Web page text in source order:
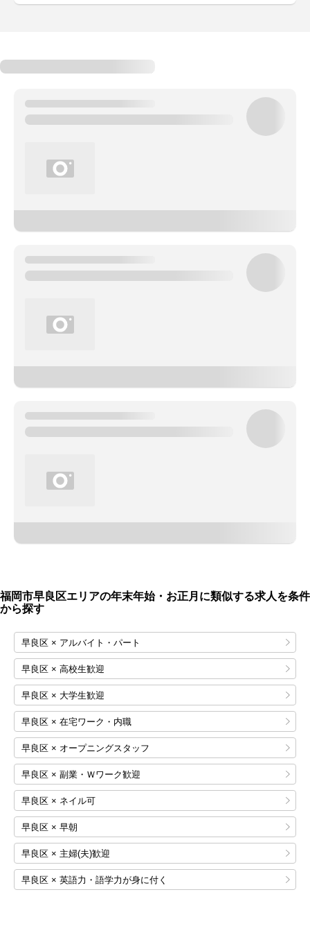
福岡市早良区エリアの年末年始・お正月に類似する求人を条件
から探す
早良区 × アルバイト・パート
早良区 × 高校生歓迎
早良区 × 大学生歓迎
早良区 × 在宅ワーク・内職
早良区 × オープニングスタッフ
早良区 × 副業・Ｗワーク歓迎
早良区 × ネイル可
早良区 × 早朝
早良区 × 主婦(夫)歓迎
早良区 × 英語力・語学力が身に付く